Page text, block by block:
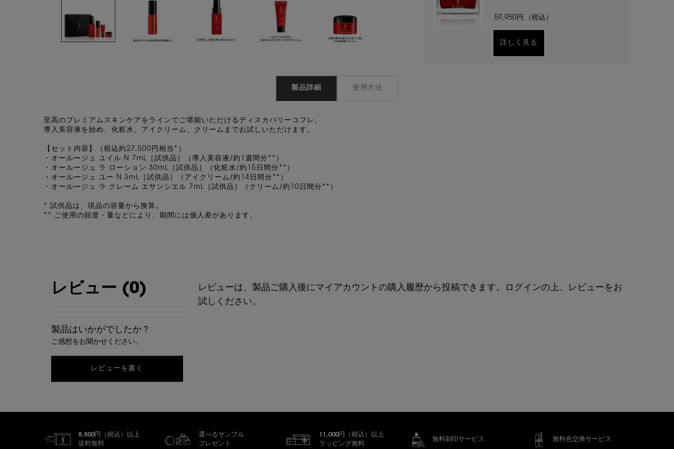
59,950円 （税込）
詳しく見る
製品詳細 使用方法
至高のプレミアムスキンケアをラインでご堪能いただけるディスカバリーコフレ。​
導入美容液を始め、化粧水、アイクリーム、クリームまでお試しいただけます。​
【セット内容】（税込約27,500円相当*）​
・オールージュ ユイル N 7mL［試供品］（導入美容液/約1週間分**）​
・オールージュ ラ ローション 30mL［試供品］（化粧水/約15日間分**）​
・オールージュ ユー N 3mL［試供品］（アイクリーム/約14日間分**）​
・オールージュ ラ クレーム エサンシエル 7mL［試供品］（クリーム/約10日間分**）​
* 試供品は、現品の容量から換算。​
** ご使用の頻度・量などにより、期間には個人差があります。
レビュー (0)
製品はいかがでしたか？
ご感想をお聞かせください。
レビューを書く
レビューは、製品ご購入後にマイアカウントの購入履歴から投稿できます。ログインの上、レビューをお
試しください。
8,800円（税込）以上
送料無料
選べるサンプル
プレゼント
11,000円（税込）以上
ラッピング無料
無料刻印サービス 無料色交換サービス